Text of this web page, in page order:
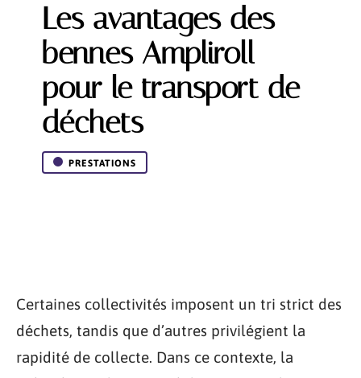
Les avantages des
bennes Ampliroll
pour le transport de
déchets
PRESTATIONS
Certaines collectivités imposent un tri strict des
déchets, tandis que d’autres privilégient la
rapidité de collecte. Dans ce contexte, la